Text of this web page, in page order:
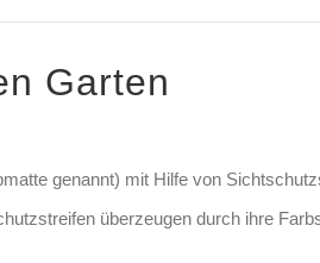
Garten
genannt) mit Hilfe von
überzeugen durch ihre